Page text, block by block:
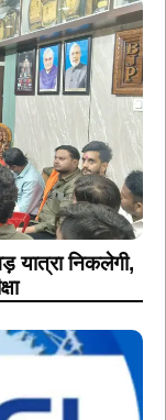
यात्रा निकलेगी,